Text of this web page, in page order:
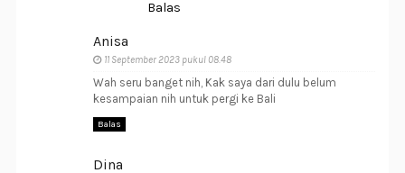
Balas
Anisa
11 September 2023 pukul 08.48
Wah seru banget nih, Kak saya dari dulu belum
kesampaian nih untuk pergi ke Bali
Balas
Dina